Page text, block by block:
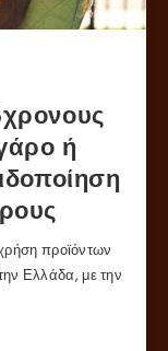
ή
προϊόντων
Ελλάδα, με την